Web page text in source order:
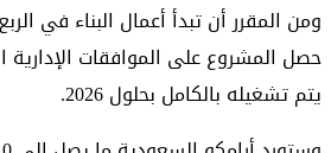
حصل المشروع على الموافقات الإدارية
يتم تشغيله بالكامل بحلول 2026.